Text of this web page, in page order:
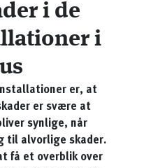
i de
i
er, at
er svære at
synlige, når
til alvorlige skader.
få et overblik over